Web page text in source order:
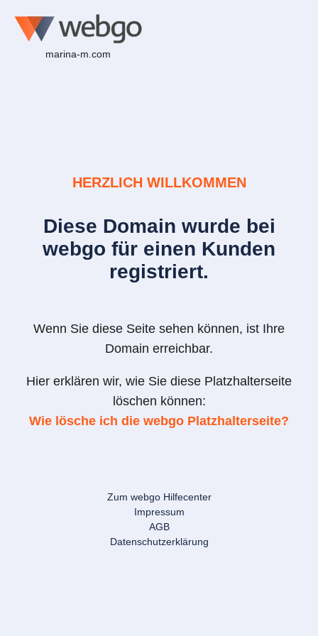
marina-m.com
HERZLICH WILLKOMMEN
Diese Domain wurde bei
webgo für einen Kunden
registriert.
Wenn Sie diese Seite sehen können, ist Ihre
Domain erreichbar.
Hier erklären wir, wie Sie diese Platzhalterseite
löschen können:
Wie lösche ich die webgo Platzhalterseite?
Zum webgo Hilfecenter
Impressum
AGB
Datenschutzerklärung